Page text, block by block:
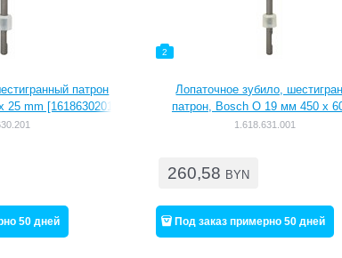
патрон
mm [1618630201]
50 дней
2
Лопаточное зубило,
патрон, Bosch O 19 мм 450 x
[1618631001]
1.618.631.001
260,58 BYN
Под заказ примерно 50 дней